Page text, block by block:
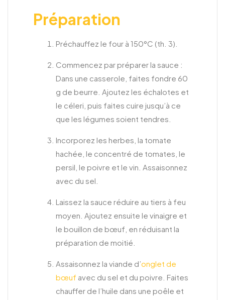
Préparation
Préchauffez le four à 150°C (th. 3).
Commencez par préparer la sauce :
Dans une casserole, faites fondre 60
g de beurre. Ajoutez les échalotes et
le céleri, puis faites cuire jusqu’à ce
que les légumes soient tendres.
Incorporez les herbes, la tomate
hachée, le concentré de tomates, le
persil, le poivre et le vin. Assaisonnez
avec du sel.
Laissez la sauce réduire au tiers à feu
moyen. Ajoutez ensuite le vinaigre et
le bouillon de bœuf, en réduisant la
préparation de moitié.
Assaisonnez la viande d’onglet de
bœuf avec du sel et du poivre. Faites
chauffer de l’huile dans une poêle et